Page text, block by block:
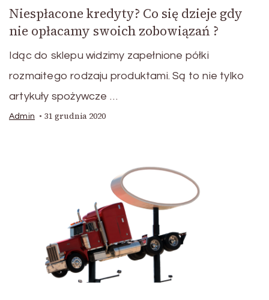
Niespłacone kredyty? Co się dzieje gdy
nie opłacamy swoich zobowiązań ?
Idąc do sklepu widzimy zapełnione półki
rozmaitego rodzaju produktami. Są to nie tylko
artykuły spożywcze …
Admin 31 grudnia 2020